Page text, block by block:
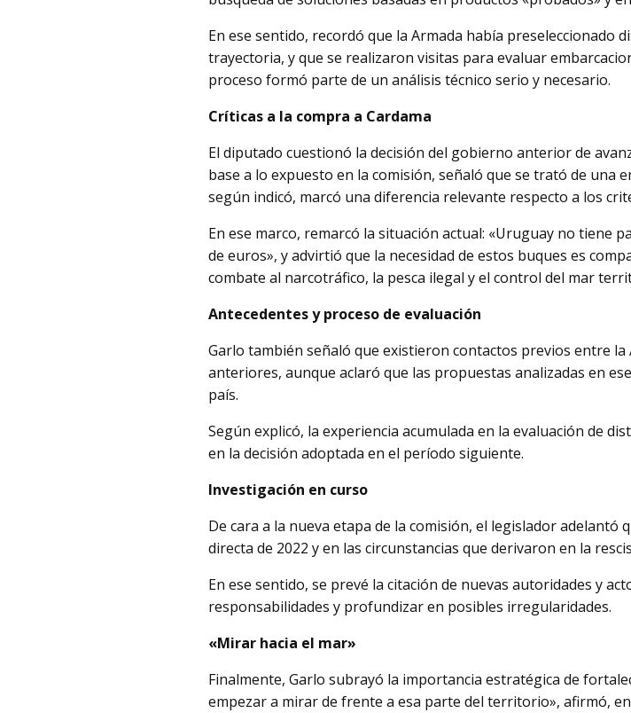
En ese sentido, recordó que la Armada había
trayectoria, y que se realizaron visitas para evaluar
proceso formó parte de un análisis técnico serio y necesario.
Críticas a la compra a Cardama
El diputado cuestionó la decisión del gobierno anterior de
base a lo expuesto en la comisión, señaló que se trató de una
según indicó, marcó una diferencia relevante respecto a los
En ese marco, remarcó la situación actual: «Uruguay no tiene
de euros», y advirtió que la necesidad de estos buques es
combate al narcotráfico, la pesca ilegal y el control del mar
Antecedentes y proceso de evaluación
Garlo también señaló que existieron contactos previos entre
anteriores, aunque aclaró que las propuestas analizadas en
país.
Según explicó, la experiencia acumulada en la evaluación de
en la decisión adoptada en el período siguiente.
Investigación en curso
De cara a la nueva etapa de la comisión, el legislador
directa de 2022 y en las circunstancias que derivaron en la
En ese sentido, se prevé la citación de nuevas autoridades y
responsabilidades y profundizar en posibles irregularidades.
«Mirar hacia el mar»
Finalmente, Garlo subrayó la importancia estratégica de
empezar a mirar de frente a esa parte del territorio», afirmó,